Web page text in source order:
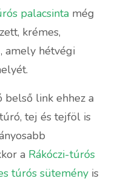
palacsinta még
krémes,
amely hétvégi
link ehhez a
tej és tejföl is
a Rákóczi-túrós
túrós sütemény is